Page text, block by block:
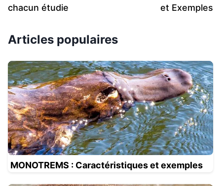
chacun étudie
et Exemples
Articles populaires
MONOTREMS : Caractéristiques et exemples